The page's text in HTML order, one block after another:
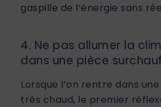
gaspille de l’énergie sans
4. Ne pas allumer la
dans une pièce
Lorsque l’on rentre dans
très chaud, le premier